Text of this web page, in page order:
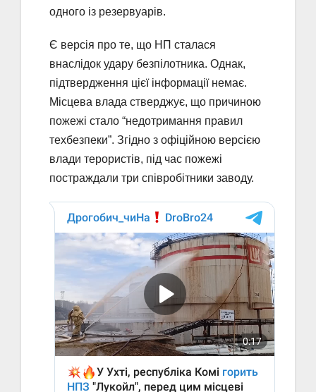
одного із резервуарів.
Є версія про те, що НП сталася
внаслідок удару безпілотника. Однак,
підтвердження цієї інформації немає.
Місцева влада стверджує, що причиною
пожежі стало “недотримання правил
техбезпеки”. Згідно з офіційною версією
влади терористів, під час пожежі
постраждали три співробітники заводу.